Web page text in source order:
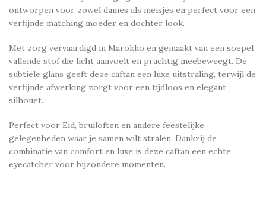
ontworpen voor zowel dames als meisjes en perfect voor een
verfijnde matching moeder en dochter look.
Met zorg vervaardigd in Marokko en gemaakt van een soepel
vallende stof die licht aanvoelt en prachtig meebeweegt. De
subtiele glans geeft deze caftan een luxe uitstraling, terwijl de
verfijnde afwerking zorgt voor een tijdloos en elegant
silhouet.
Perfect voor Eid, bruiloften en andere feestelijke
gelegenheden waar je samen wilt stralen. Dankzij de
combinatie van comfort en luxe is deze caftan een echte
eyecatcher voor bijzondere momenten.